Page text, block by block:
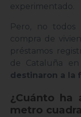
experimentado.
Pero, no todos
compra de
préstamos
de Cataluña
destinaron a la
¿Cuánto ha
metro